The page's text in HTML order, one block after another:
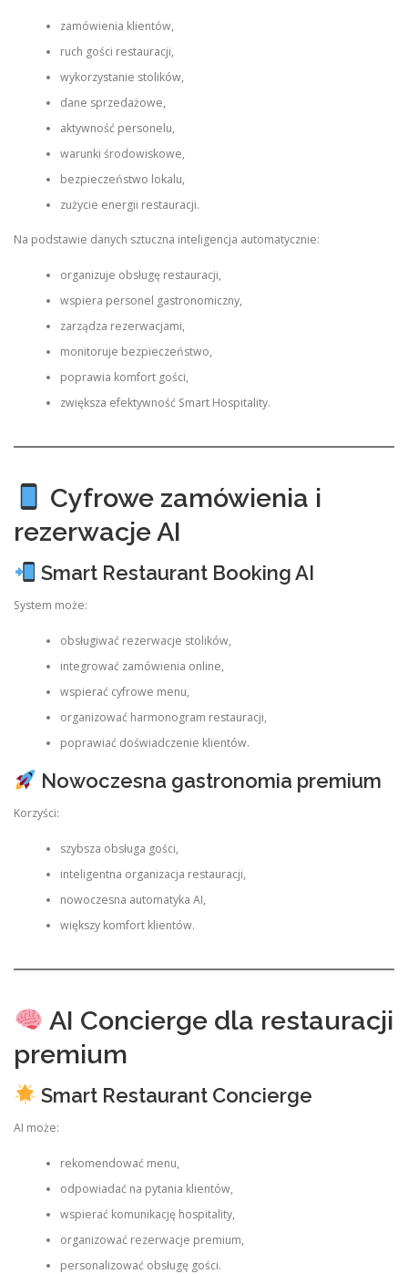
zamówienia klientów,
ruch gości restauracji,
wykorzystanie stolików,
dane sprzedażowe,
aktywność personelu,
warunki środowiskowe,
bezpieczeństwo lokalu,
zużycie energii restauracji.
Na podstawie danych sztuczna inteligencja automatycznie:
organizuje obsługę restauracji,
wspiera personel gastronomiczny,
zarządza rezerwacjami,
monitoruje bezpieczeństwo,
poprawia komfort gości,
zwiększa efektywność Smart Hospitality.
Cyfrowe zamówienia i
rezerwacje AI
Smart Restaurant Booking AI
System może:
obsługiwać rezerwacje stolików,
integrować zamówienia online,
wspierać cyfrowe menu,
organizować harmonogram restauracji,
poprawiać doświadczenie klientów.
Nowoczesna gastronomia premium
Korzyści:
szybsza obsługa gości,
inteligentna organizacja restauracji,
nowoczesna automatyka AI,
większy komfort klientów.
AI Concierge dla restauracji
premium
Smart Restaurant Concierge
AI może:
rekomendować menu,
odpowiadać na pytania klientów,
wspierać komunikację hospitality,
organizować rezerwacje premium,
personalizować obsługę gości.